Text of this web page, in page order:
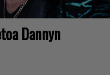
Dannyn